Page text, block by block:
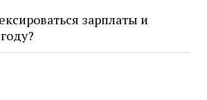
зарплаты и